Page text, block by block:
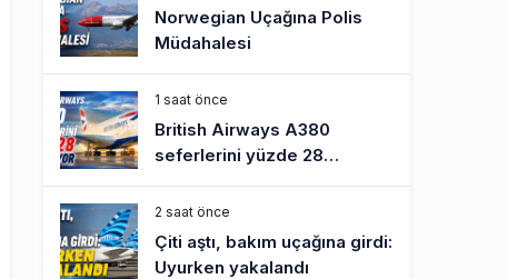
Norwegian Uçağına Polis
Müdahalesi
1 saat önce
British Airways A380
seferlerini yüzde 28
azaltıyor
2 saat önce
Çiti aştı, bakım uçağına girdi:
Uyurken yakalandı